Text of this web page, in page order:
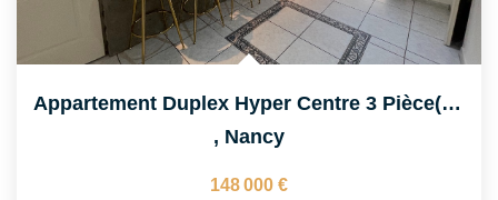
Appartement Duplex Hyper Centre 3 Pièce(s) 74.47 M2
, Nancy
148 000 €